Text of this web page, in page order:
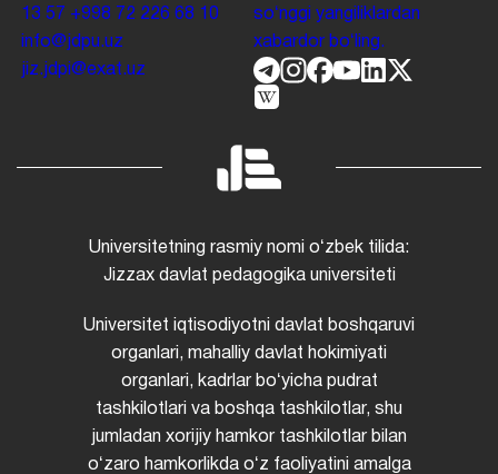
13 57 +998 72 226 68 10
info@jdpu.uz
jiz.jdpi@exat.uz
soʻnggi yangiliklardan
xabardor boʻling.
Universitetning rasmiy nomi oʻzbek tilida:
Jizzax davlat pedagogika universiteti
Universitet iqtisodiyotni davlat boshqaruvi
organlari, mahalliy davlat hokimiyati
organlari, kadrlar boʻyicha pudrat
tashkilotlari va boshqa tashkilotlar, shu
jumladan xorijiy hamkor tashkilotlar bilan
oʻzaro hamkorlikda oʻz faoliyatini amalga